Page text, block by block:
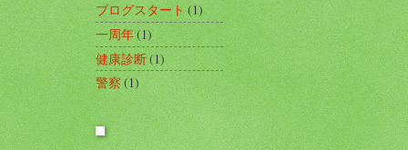
ブログスタート(1)
一周年(1)
健康診断(1)
警察 (1)